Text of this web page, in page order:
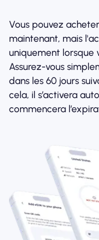
Vous pouvez
maintenant, mais
uniquement lorsque
Assurez-vous
dans les 60 jours
cela, il s’activera
commencera